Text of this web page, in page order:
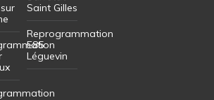
Saint Gilles
Reprogrammation
E85
Léguevin